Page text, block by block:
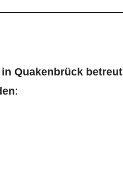
Quakenbrück betreut
: